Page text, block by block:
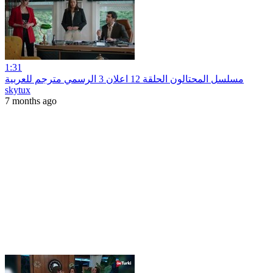
1:31
مسلسل المحتالون الحلقة 12 اعلان 3 الرسمي مترجم للعربية
skytux
7 months ago